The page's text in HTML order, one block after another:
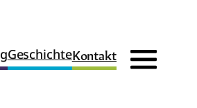
GeschichteKontakt